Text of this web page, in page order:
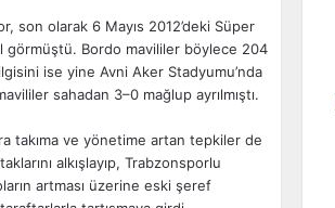
son olarak 6 Mayıs 2012’deki Süper
görmüştü. Bordo mavililer böylece 204
ise yine Avni Aker Stadyumu’nda
sahadan 3–0 mağlup ayrılmıştı.
takıma ve yönetime artan tepkiler de
alkışlayıp, Trabzonsporlu
artması üzerine eski şeref